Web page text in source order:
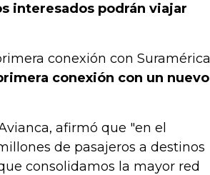
interesados podrán viajar
conexión con Suramérica
conexión con un nuevo
afirmó que "en el
de pasajeros a destinos
consolidamos la mayor red